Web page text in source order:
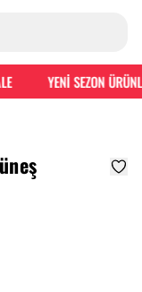
YENİ SEZON